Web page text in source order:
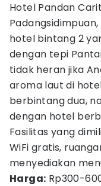
Hotel Pandan
hotel bintang 2
dengan tepi
tidak heran jika
aroma laut di
berbintang dua,
dengan hotel
Fasilitas yang
WiFi gratis,
menyediakan
Harga: Rp300-